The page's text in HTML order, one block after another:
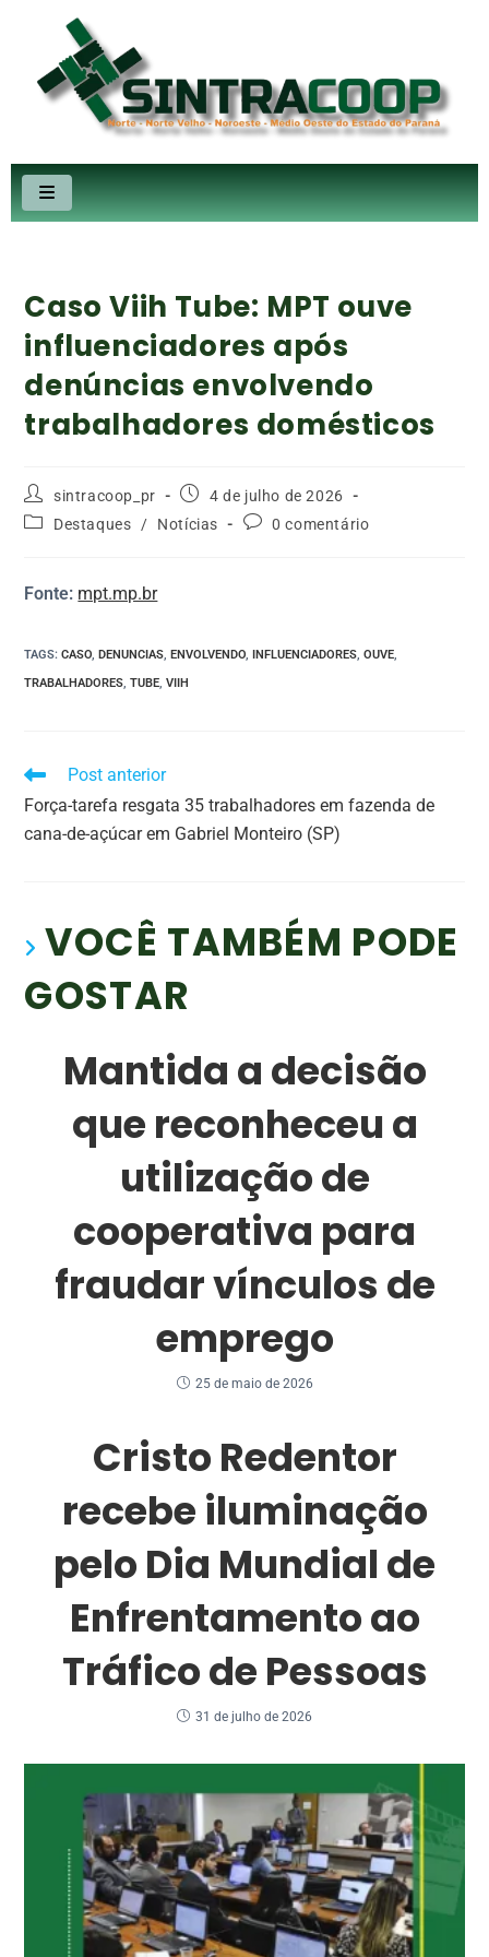
Caso Viih Tube: MPT ouve
influenciadores após
denúncias envolvendo
trabalhadores domésticos
sintracoop_pr
4 de julho de 2026
Destaques / Notícias 0 comentário
Fonte: mpt.mp.br
TAGS:CASO, DENUNCIAS, ENVOLVENDO, INFLUENCIADORES, OUVE,
TRABALHADORES, TUBE, VIIH
Post anterior
Força-tarefa resgata 35 trabalhadores em fazenda de
cana-de-açúcar em Gabriel Monteiro (SP)
VOCÊ TAMBÉM PODE
GOSTAR
Mantida a decisão
que reconheceu a
utilização de
cooperativa para
fraudar vínculos de
emprego
25 de maio de 2026
Cristo Redentor
recebe iluminação
pelo Dia Mundial de
Enfrentamento ao
Tráfico de Pessoas
31 de julho de 2026